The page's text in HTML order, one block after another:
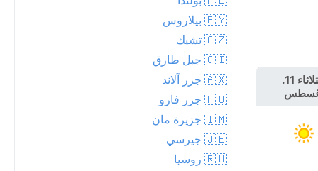
الثلاثاء 11.
أغسطس
🇧🇾 بيلاروس
🇨🇿 تشيك
🇬🇮 جبل طارق
🇦🇽 جزر آلاند
🇫🇴 جزر فارو
🇮🇲 جزيرة مان
🇯🇪 جيرسي
🇷🇺 روسيا